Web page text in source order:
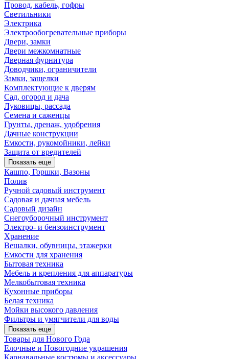
Провод, кабель, гофры
Светильники
Электрика
Электрообогревательные приборы
Двери, замки
Двери межкомнатные
Дверная фурнитура
Доводчики, ограничители
Замки, защелки
Комплектующие к дверям
Сад, огород и дача
Луковицы, рассада
Семена и саженцы
Грунты, дренаж, удобрения
Дачные конструкции
Емкости, рукомойники, лейки
Защита от вредителей
Показать еще
Кашпо, Горшки, Вазоны
Полив
Ручной садовый инструмент
Садовая и дачная мебель
Садовый дизайн
Снегоуборочный инструмент
Электро- и бензоинструмент
Хранение
Вешалки, обувницы, этажерки
Емкости для хранения
Бытовая техника
Мебель и крепления для аппаратуры
Мелкобытовая техника
Кухонные приборы
Белая техника
Мойки высокого давления
Фильтры и умягчители для воды
Показать еще
Товары для Нового Года
Елочные и Новогодние украшения
Карнавальные костюмы и аксессуары